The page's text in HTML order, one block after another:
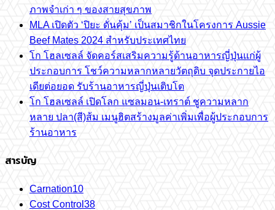
ภาพจำเก่า ๆ ของสายสุขภาพ
MLA เปิดตัว ‘ปิยะ ดั่นคุ้ม’ เป็นสมาชิกในโครงการ Aussie
Beef Mates 2024 สำหรับประเทศไทย
โก โฮลเซลล์ จัดคอร์สเสริมความรู้ด้านอาหารญี่ปุ่นแก่ผู้
ประกอบการ โชว์ความหลากหลายวัตถุดิบ จุดประกายไอ
เดียต่อยอด รับร้านอาหารญี่ปุ่นเติบโต
โก โฮลเซลล์ เปิดโลก แซลมอน-เทราต์ ชูความหลาก
หลาย ปลา(สี)ส้ม เมนูฮิตสร้างมูลค่าเพิ่มเพื่อผู้ประกอบการ
ร้านอาหาร
สารบัญ
Carnation10
Cost Control 38